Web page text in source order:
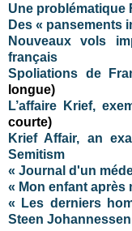
Une problématique
Des « pansements
Nouveaux vols
français
Spoliations de
longue)
L’affaire Krief,
courte)
Krief Affair, an
Semitism
« Journal d'un
« Mon enfant après
« Les derniers
Steen Johannessen